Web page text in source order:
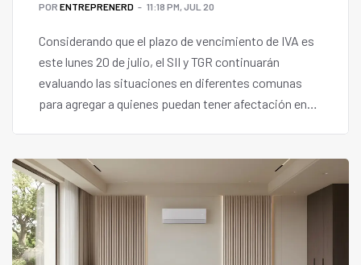
POR ENTREPRENERD 11:18 PM, JUL 20
Considerando que el plazo de vencimiento de IVA es
este lunes 20 de julio, el SII y TGR continuarán
evaluando las situaciones en diferentes comunas
para agregar a quienes puedan tener afectación en